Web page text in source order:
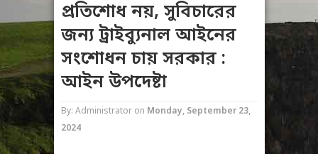
প্রতিশোধ নয়, সুবিচারের
জন্য ট্রাইব্যুনাল আইনের
সংশোধন চায় সরকার :
আইন উপদেষ্টা
By: Administrator on Monday, September 23,
2024